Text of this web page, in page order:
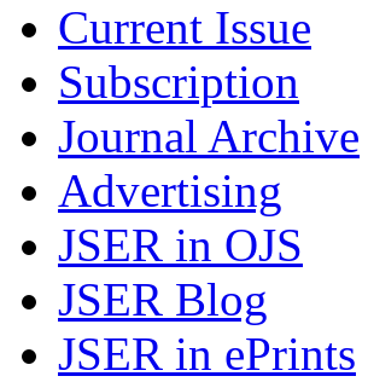
Current Issue
Subscription
Journal Archive
Advertising
JSER in OJS
JSER Blog
JSER in ePrints